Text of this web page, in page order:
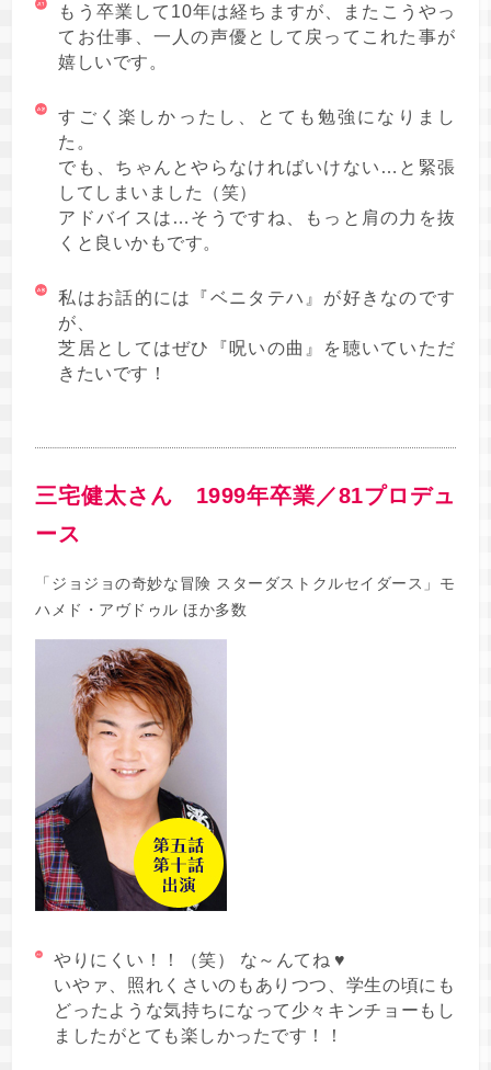
もう卒業して10年は経ちますが、またこうやっ
てお仕事、一人の声優として戻ってこれた事が
嬉しいです。
すごく楽しかったし、とても勉強になりまし
た。
でも、ちゃんとやらなければいけない…と緊張
してしまいました（笑）
アドバイスは…そうですね、もっと肩の力を抜
くと良いかもです。
私はお話的には『ベニタテハ』が好きなのです
が、
芝居としてはぜひ『呪いの曲』を聴いていただ
きたいです！
三宅健太さん 1999年卒業／81プロデュ
ース
「ジョジョの奇妙な冒険 スターダストクルセイダース」モ
ハメド・アヴドゥル ほか多数
やりにくい！！（笑） な～んてね ♥
いやァ、照れくさいのもありつつ、学生の頃にも
どったような気持ちになって少々キンチョーもし
ましたがとても楽しかったです！！